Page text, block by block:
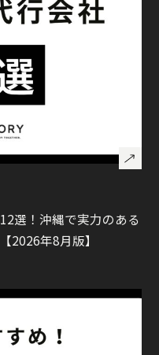
選！沖縄で実力のある
2026年8月版】